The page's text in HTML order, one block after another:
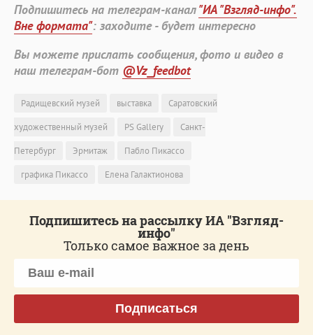
Подпишитесь на телеграм-канал"ИА "Взгляд-инфо".
Вне формата": заходите - будет интересно
Вы можете прислать сообщения, фото и видео в
наш телеграм-бот @Vz_feedbot
Радищевский музей выставка
Саратовский
художественный музей
PS Gallery
Санкт-
Петербург
Эрмитаж
Пабло Пикассо
графика Пикассо
Елена Галактионова
Подпишитесь на рассылку ИА "Взгляд-
инфо"
Только самое важное за день
Подписаться